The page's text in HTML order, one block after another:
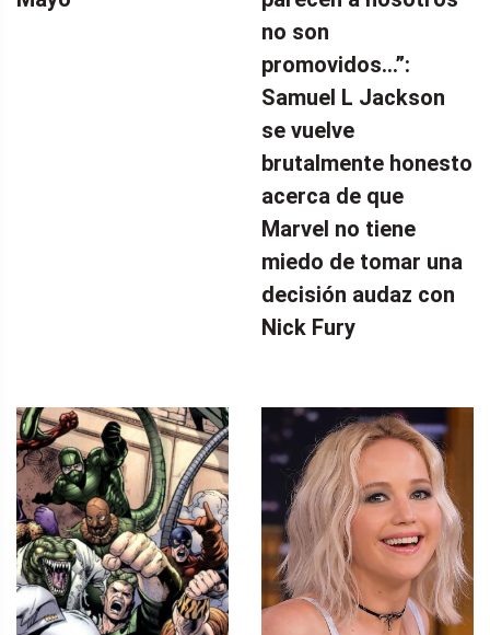
no son
promovidos…”:
Samuel L Jackson
se vuelve
brutalmente honesto
acerca de que
Marvel no tiene
miedo de tomar una
decisión audaz con
Nick Fury